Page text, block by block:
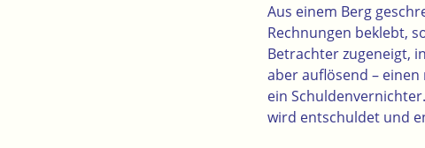
Aus einem Berg
Rechnungen beklebt,
Betrachter zugeneigt,
aber auflösend – einen
ein
wird entschuldet und